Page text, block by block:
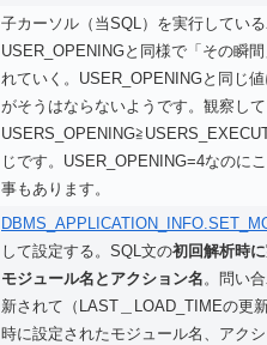
子カーソル（当SQL）を実行してい
USER_OPENINGと同様で「その瞬
れていく。USER_OPENINGと同じ
がそうはならないようです。観察し
じです。USER_OPENING=4なのに
事もあります。
して設定する。SQL文の初回解析時
モジュール名とアクション名。問い
新されて（LAST＿LOAD_TIMEの更
時に設定されたモジュール名、アク